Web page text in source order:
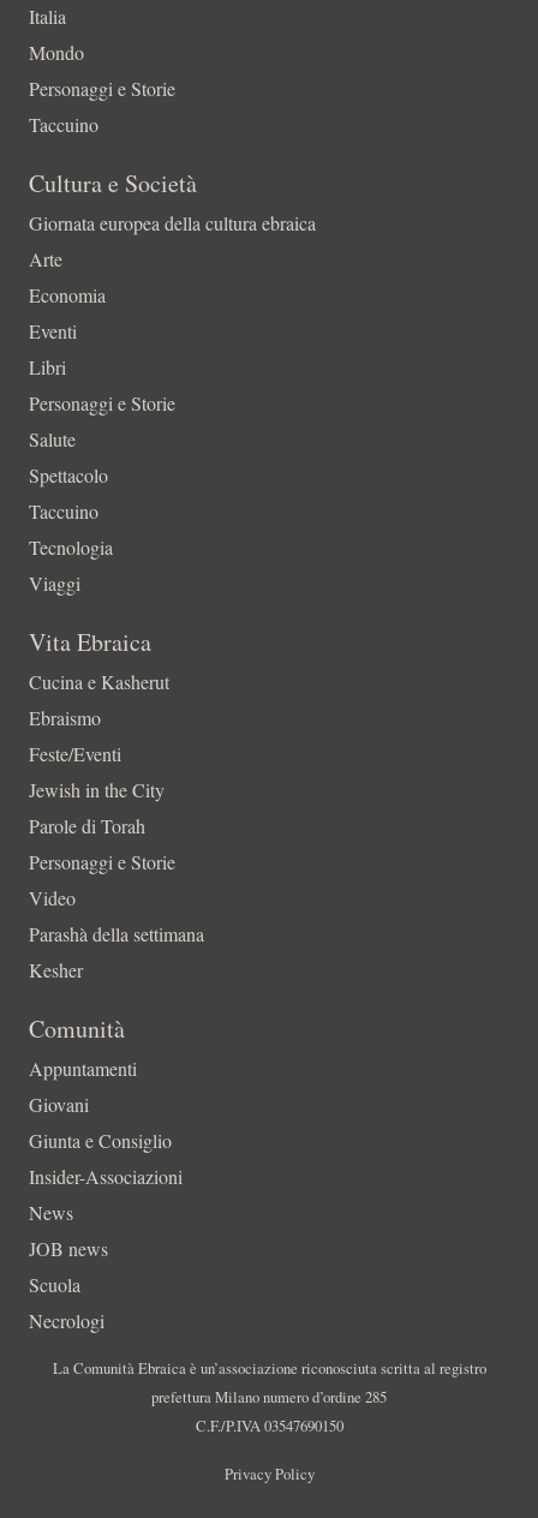
Italia
Mondo
Personaggi e Storie
Taccuino
Cultura e Società
Giornata europea della cultura ebraica
Arte
Economia
Eventi
Libri
Personaggi e Storie
Salute
Spettacolo
Taccuino
Tecnologia
Viaggi
Vita Ebraica
Cucina e Kasherut
Ebraismo
Feste/Eventi
Jewish in the City
Parole di Torah
Personaggi e Storie
Video
Parashà della settimana
Kesher
Comunità
Appuntamenti
Giovani
Giunta e Consiglio
Insider-Associazioni
News
JOB news
Scuola
Necrologi
La Comunità Ebraica è un’associazione riconosciuta scritta al registro
prefettura Milano numero d’ordine 285
C.F./P.IVA 03547690150
Privacy Policy